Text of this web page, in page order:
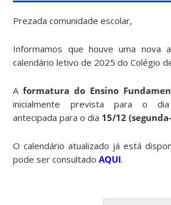
Prezada comunidade escolar,
Informamos que houve uma nova
calendário letivo de 2025 do Colégio
Aformatura do Ensino
inicialmente prevista para o
antecipada para o dia 15/12
O calendário atualizado já está
pode ser consultadoAQUI.